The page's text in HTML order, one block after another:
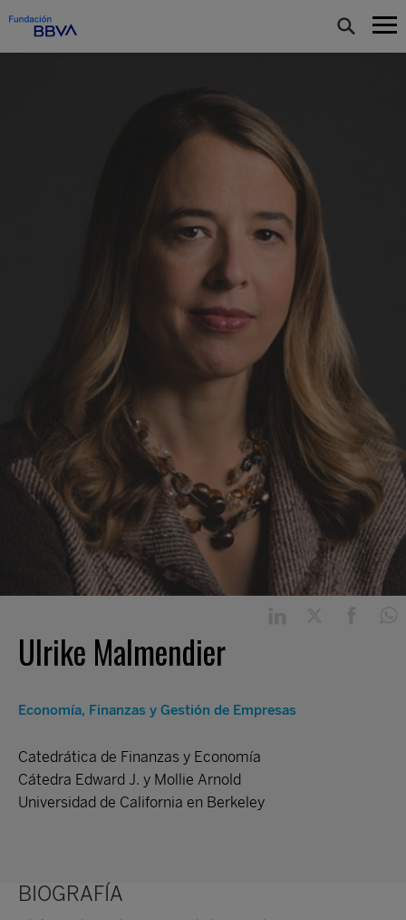
Ulrike Malmendier
Economía, Finanzas y Gestión de Empresas
Catedrática de Finanzas y Economía
Cátedra Edward J. y Mollie Arnold
Universidad de California en Berkeley
BIOGRAFÍA